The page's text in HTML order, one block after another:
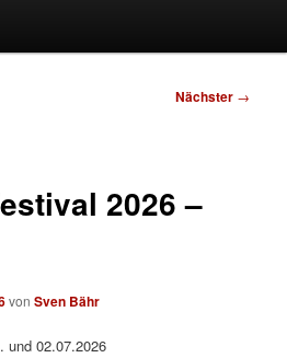
Nächster →
2026 –
vonSven Bähr
und 02.07.2026